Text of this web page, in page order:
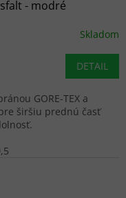
- modré
Skladom
DETAIL
GORE-TEX a
širšiu prednú časť